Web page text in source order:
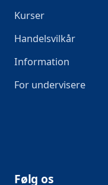
Kurser
Handelsvilkår
Information
For undervisere
Følg os